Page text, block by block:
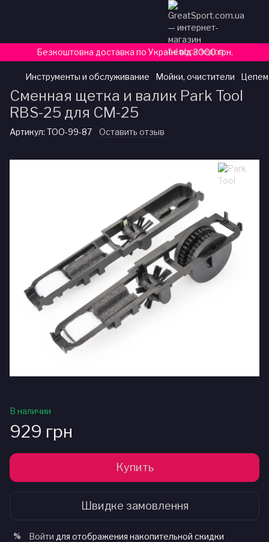
Безкоштовна доставка по Україні від 3000 грн.
Инструменты и обслуживание Мойки, очистители
Сменная щетка и валик Park Tool
RBS-25 для CM-25
Артикул: TOO-99-87 Оставить отзыв
В наличии
929 грн
Купить
Швидке замовлення
% Войти для отображения накопительной скидки